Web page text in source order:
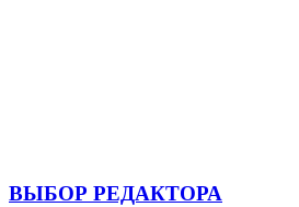
ВЫБОР РЕДАКТОРА